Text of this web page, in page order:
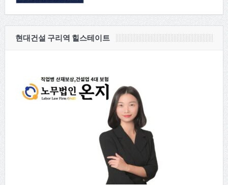
현대건설 구리역 힐스테이트